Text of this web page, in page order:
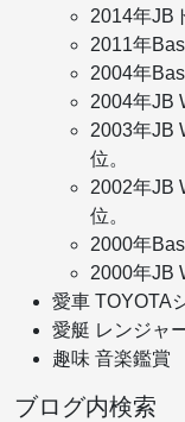
2014年JB
2011年
2004年
2004年JB
2003年JB
位。
2002年JB
位。
2000年
2000年JB
愛車 TOYOTA
愛艇 レンジャ
趣味 音楽鑑賞
ブログ内検索